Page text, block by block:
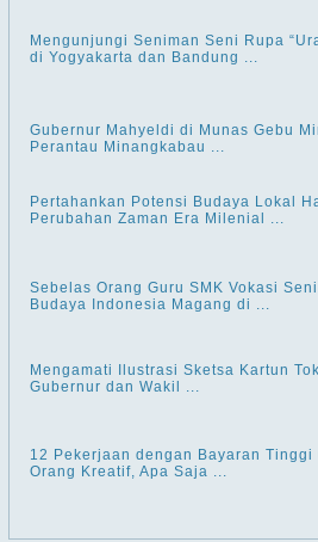
Mengunjungi Seniman Seni Rupa
di Yogyakarta dan Bandung ...
Gubernur Mahyeldi di Munas Gebu
Perantau Minangkabau ...
Pertahankan Potensi Budaya Lokal
Perubahan Zaman Era Milenial ...
Sebelas Orang Guru SMK Vokasi
Budaya Indonesia Magang di ...
Mengamati Ilustrasi Sketsa Kartun
Gubernur dan Wakil ...
12 Pekerjaan dengan Bayaran Tinggi
Orang Kreatif, Apa Saja ...